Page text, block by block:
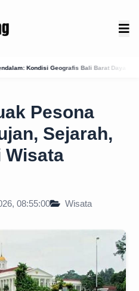
Daya Sebagai Faktor Utama Kemunculan
Pesona
Sejarah,
Wisata
08:55:00 Wisata